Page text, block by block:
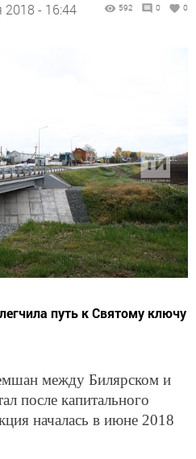
2018 - 16:44 592 0 0
путь к Святому ключу
между Билярском и
после капитального
началась в июне 2018